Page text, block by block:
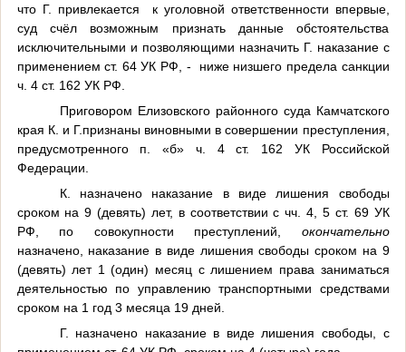
что Г. привлекается
к уголовной ответственности впервые,
суд счёл возможным признать данные обстоятельства
исключительными и позволяющими назначить Г. наказание с
применением ст. 64 УК РФ, -
ниже низшего предела санкции
ч. 4 ст. 162 УК РФ.
Приговором Елизовского районного суда Камчатского
края К. и Г.признаны виновными в совершении преступления,
предусмотренногоп. «б» ч. 4 ст. 162 УК Российской
Федерации.
К. назначено наказание в виде лишения свободы
сроком на 9 (девять) лет, в соответствии с чч. 4, 5 ст. 69 УК
РФ, по совокупности преступлений, окончательно
назначено, наказание в виде лишения свободы сроком на 9
(девять) лет 1 (один) месяц с лишением права заниматься
деятельностью по управлению транспортными средствами
сроком на 1 год 3 месяца 19 дней.
Г. назначено наказание в виде лишения свободы, с